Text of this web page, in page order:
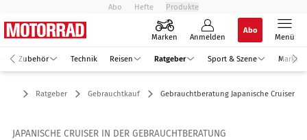
Abo Hefte Produkte
Marken Anmelden
Abo
Menü
Zubehör Technik Reisen Ratgeber Sport & Szene Markt
Ratgeber Gebrauchtkauf Gebrauchtberatung Japanische Cruiser
JAPANISCHE CRUISER IN DER GEBRAUCHTBERATUNG